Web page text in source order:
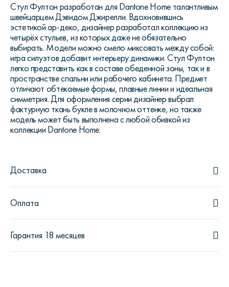
Стул Фултон разработан для Dantone Home талантливым
швейцарцем Дэвидом Джирелли. Вдохновившись
эстетикой ар-деко, дизайнер разработал коллекцию из
четырёх стульев, из которых даже не обязательно
выбирать. Модели можно смело миксовать между собой:
игра силуэтов добавит интерьеру динамики. Стул Фултон
легко представить как в составе обеденной зоны, так и в
пространстве спальни или рабочего кабинета. Предмет
отличают обтекаемые формы, плавные линии и идеальная
симметрия. Для оформления серии дизайнер выбрал
фактурную ткань букле в молочном оттенке, но также
модель может быть выполнена с любой обивкой из
коллекции Dantone Home.
Доставка
Оплата
Гарантия 18 месяцев